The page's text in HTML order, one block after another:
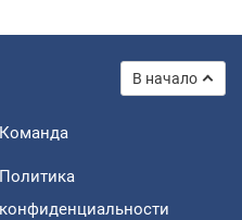
В начало
Команда
Политика
конфиденциальности